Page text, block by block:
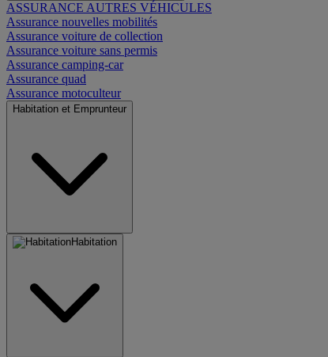
ASSURANCE AUTRES VÉHICULES
Assurance nouvelles mobilités
Assurance voiture de collection
Assurance voiture sans permis
Assurance camping-car
Assurance quad
Assurance motoculteur
Habitation et Emprunteur
Habitation